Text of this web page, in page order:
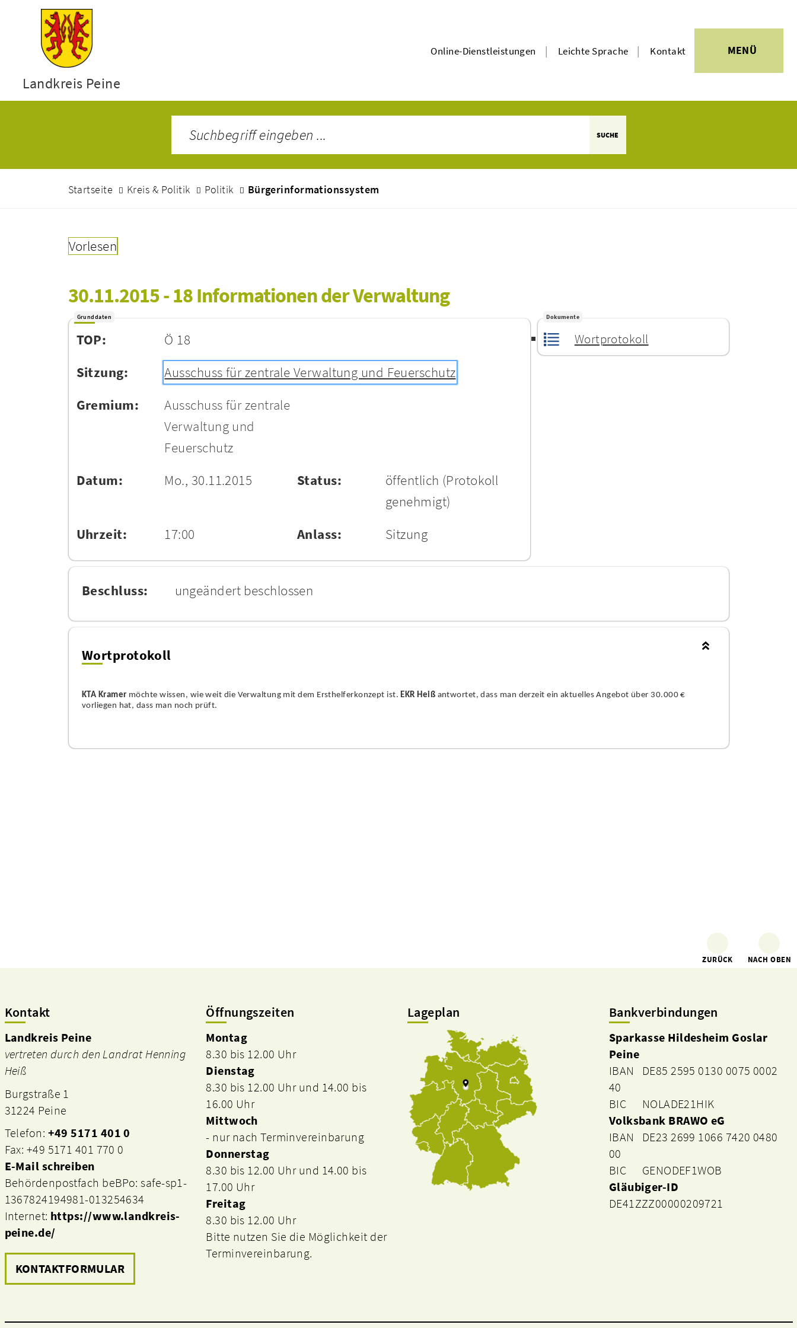
Landkreis Peine
Online-Dienstleistungen | Leichte Sprache | Kontakt MENÜ
SUCHE
Startseite Kreis & Politik Politik Bürgerinformationssystem
Vorlesen
30.11.2015 - 18 Informationen der Verwaltung
Grunddaten
TOP:
Ö 18
Sitzung:
Ausschuss für zentrale Verwaltung und Feuerschutz
Gremium:
Ausschuss für zentrale
Verwaltung und
Feuerschutz
Datum:
Mo., 30.11.2015 Status: öffentlich (Protokoll
genehmigt)
Uhrzeit:
17:00 Anlass: Sitzung
Dokumente
Wortprotokoll
Beschluss: ungeändert beschlossen
Wortprotokoll
KTA Kramer möchte wissen, wie weit die Verwaltung mit dem Ersthelferkonzept ist.EKR Heiß antwortet, dass man derzeit ein aktuelles Angebot über 30.000 €
vorliegen hat, dass man noch prüft.
ZURÜCK NACH OBEN
Kontakt
Landkreis Peine
vertreten durch den Landrat Henning
Heiß
Burgstraße 1
31224 Peine
Telefon: +49 5171 401 0
Fax: +49 5171 401 770 0
E-Mail schreiben
Behördenpostfach beBPo: safe-sp1-
1367824194981-013254634
Internet: https://www.landkreis-
peine.de/
KONTAKTFORMULAR
Öffnungszeiten
Montag
8.30 bis 12.00 Uhr
Dienstag
8.30 bis 12.00 Uhr und 14.00 bis
16.00 Uhr
Mittwoch
- nur nach Terminvereinbarung
Donnerstag
8.30 bis 12.00 Uhr und 14.00 bis
17.00 Uhr
Freitag
8.30 bis 12.00 Uhr
Bitte nutzen Sie die Möglichkeit der
Terminvereinbarung.
Lageplan Bankverbindungen
Sparkasse Hildesheim Goslar
Peine
IBAN DE85 2595 0130 0075 0002
40
BIC NOLADE21HIK
Volksbank BRAWO eG
IBAN DE23 2699 1066 7420 0480
00
BIC GENODEF1WOB
Gläubiger-ID
DE41ZZZ00000209721